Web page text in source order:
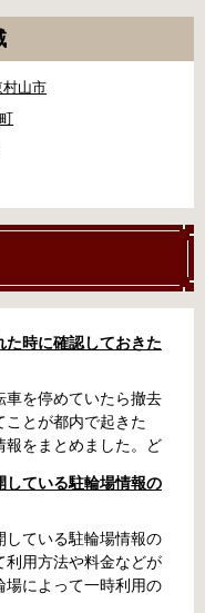
村山市
時に確認しておきた
車を停めていたら撤去
ことが都内で起きた
報をまとめました。ど
かぶかと思います。事
対処しましょう。 千
港区 / 中央区 / 大田区
葛飾区 千代田区で撤去
所 住所 千代田区神田
している駐輪場情報の
している駐輪場情報の
利用方法や料金などが
場によって一時利用の